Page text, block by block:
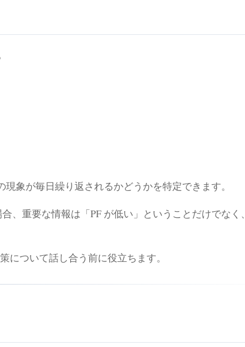
現象が毎日繰り返されるかどうかを特定できます。
、重要な情報は「PF が低い」ということだけでなく、
ついて話し合う前に役立ちます。